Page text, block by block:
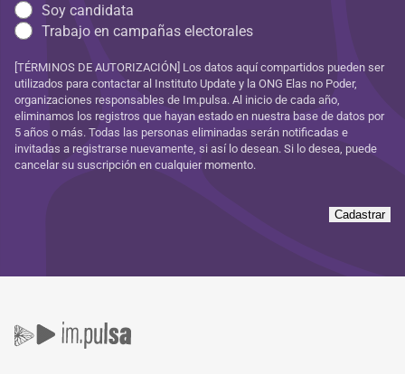
Soy candidata
Trabajo en campañas electorales
[TÉRMINOS DE AUTORIZACIÓN] Los datos aquí compartidos pueden ser
utilizados para contactar al Instituto Update y la ONG Elas no Poder,
organizaciones responsables de Im.pulsa. Al inicio de cada año,
eliminamos los registros que hayan estado en nuestra base de datos por
5 años o más. Todas las personas eliminadas serán notificadas e
invitadas a registrarse nuevamente, si así lo desean. Si lo desea, puede
cancelar su suscripción en cualquier momento.
Cadastrar